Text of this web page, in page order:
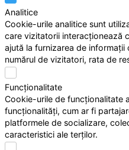
Analitice
Cookie-urile analitice sunt
care vizitatorii interacționează
ajută la furnizarea de
numărul de vizitatori, rata de
Funcționalitate
Cookie-urile de funcționalitate
funcționalități, cum ar fi
platformele de socializare,
caracteristici ale terților.